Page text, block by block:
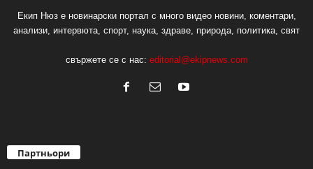
Екип Нюз е новинарски портал с много видео новини, коментари,
анализи, интервюта, спорт, наука, здраве, природа, политика, свят
свържете се с нас: editorial@ekipnews.com
Партньори